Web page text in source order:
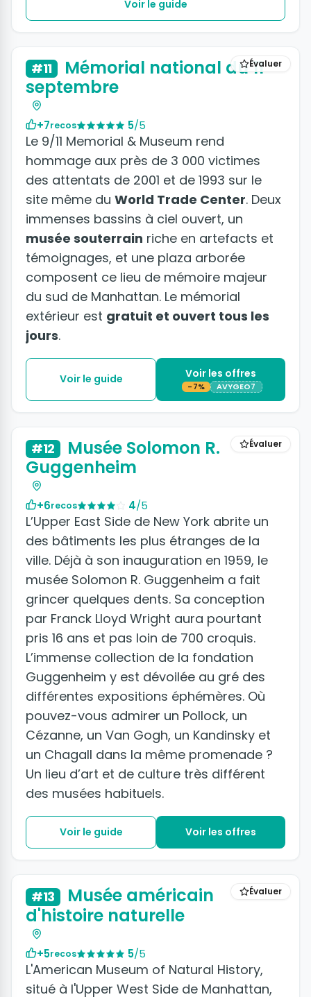
Voir le guide
Évaluer
#11
Mémorial national du 11
septembre
+7recos 5/5
Le 9/11 Memorial & Museum rend
hommage aux près de 3 000 victimes
des attentats de 2001 et de 1993 sur le
site même du World Trade Center. Deux
immenses bassins à ciel ouvert, un
musée souterrain riche en artefacts et
témoignages, et une plaza arborée
composent ce lieu de mémoire majeur
du sud de Manhattan. Le mémorial
extérieur est gratuit et ouvert tous les
jours.
Voir le guide Voir les offres
-7% AVYGEO7
Évaluer
#12
Musée Solomon R.
Guggenheim
+6recos 4/5
L’Upper East Side de New York abrite un
des bâtiments les plus étranges de la
ville. Déjà à son inauguration en 1959, le
musée Solomon R. Guggenheim a fait
grincer quelques dents. Sa conception
par Franck Lloyd Wright aura pourtant
pris 16 ans et pas loin de 700 croquis.
L’immense collection de la fondation
Guggenheim y est dévoilée au gré des
différentes expositions éphémères. Où
pouvez-vous admirer un Pollock, un
Cézanne, un Van Gogh, un Kandinsky et
un Chagall dans la même promenade ?
Un lieu d’art et de culture très différent
des musées habituels.
Voir le guide Voir les offres
Évaluer
#13
Musée américain
d'histoire naturelle
+5recos 5/5
L'American Museum of Natural History,
situé à l'Upper West Side de Manhattan,